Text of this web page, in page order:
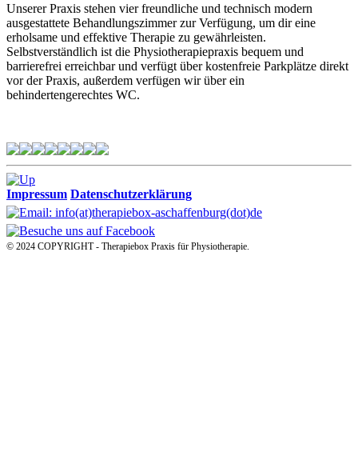
Unserer Praxis stehen vier freundliche und technisch modern
ausgestattete Behandlungszimmer zur Verfügung, um dir eine
erholsame und effektive Therapie zu gewährleisten.
Selbstverständlich ist die Physiotherapiepraxis bequem und
barrierefrei erreichbar und verfügt über kostenfreie Parkplätze direkt
vor der Praxis, außerdem verfügen wir über ein
behindertengerechtes WC.
Impressum Datenschutzerklärung
© 2024 COPYRIGHT - Therapiebox Praxis für Physiotherapie.